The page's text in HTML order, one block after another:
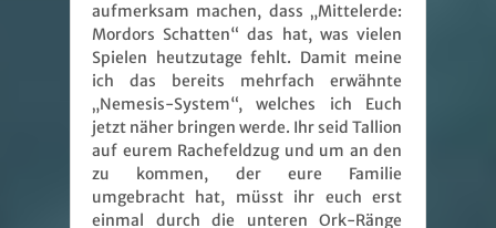
aufmerksam machen, dass „Mittelerde:
Mordors Schatten“ das hat, was vielen
Spielen heutzutage fehlt. Damit meine
ich das bereits mehrfach erwähnte
„Nemesis-System“, welches ich Euch
jetzt näher bringen werde. Ihr seid Tallion
auf eurem Rachefeldzug und um an den
zu kommen, der eure Familie
umgebracht hat, müsst ihr euch erst
einmal durch die unteren Ork-Ränge